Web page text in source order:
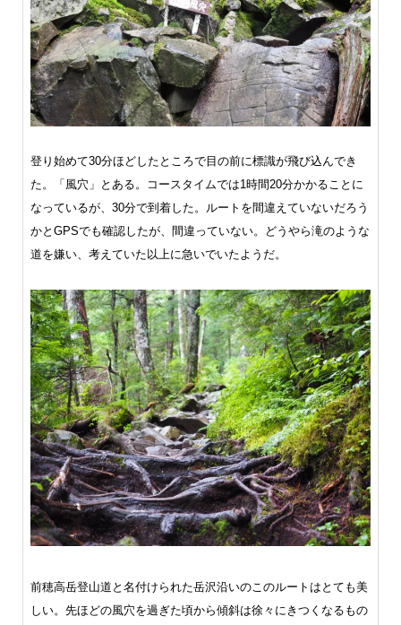
登り始めて30分ほどしたところで目の前に標識が飛び込んでき
た。「風穴」とある。コースタイムでは1時間20分かかることに
なっているが、30分で到着した。ルートを間違えていないだろう
かとGPSでも確認したが、間違っていない。どうやら滝のような
道を嫌い、考えていた以上に急いでいたようだ。
前穂高岳登山道と名付けられた岳沢沿いのこのルートはとても美
しい。先ほどの風穴を過ぎた頃から傾斜は徐々にきつくなるもの